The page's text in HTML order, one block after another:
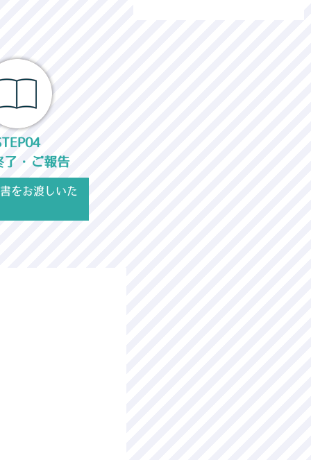
了・ご報告
をお渡しいた